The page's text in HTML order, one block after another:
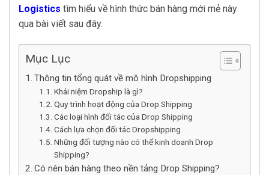
Logistics tìm hiểu về hình thức bán hàng mới mẻ này
qua bài viết sau đây.
Mục Lục
Thông tin tổng quát về mô hình Dropshipping
Khái niệm Dropship là gì?
Quy trình hoạt động của Drop Shipping
Các loại hình đối tác của Drop Shipping
Cách lựa chọn đối tác Dropshipping
Những đối tượng nào có thể kinh doanh Drop
Shipping?
Có nên bán hàng theo nền tảng Drop Shipping?